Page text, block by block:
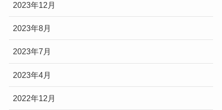
2023年12月
2023年8月
2023年7月
2023年4月
2022年12月